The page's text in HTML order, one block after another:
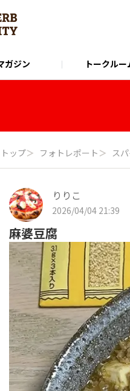
ガジン トークルー
トップ＞ フォトレポート ＞ ス
りりこ
2026/04/04 21:39
麻婆豆腐